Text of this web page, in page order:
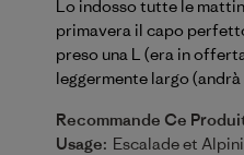
Lo indosso tutte le
primavera il capo
preso una L (era in
leggermente largo
Recommande Ce
Usage: Escalade et